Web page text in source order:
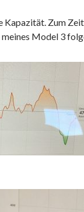
Kapazität. Zum
Model 3